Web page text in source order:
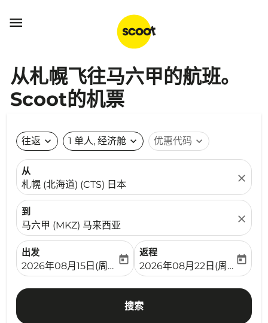

从札幌飞往马六甲的航班。
Scoot的机票
往返 expand_more 1 单人, 经济舱 expand_more 优惠代码 expand_more
从
札幌 (北海道) (CTS) 日本
close
到
马六甲 (MKZ) 马来西亚
close
出发
fc-booking-departure-date-aria-label
2026年08月15日(周六)
today
返程
fc-booking-return-date-
2026年08月22日(周六)
today
搜索